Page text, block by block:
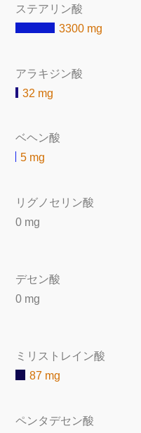
ステアリン酸
3300 mg
アラキジン酸
32 mg
ベヘン酸
5 mg
リグノセリン酸
0 mg
デセン酸
0 mg
ミリストレイン酸
87 mg
ペンタデセン酸